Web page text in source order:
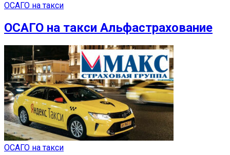
ОСАГО на такси
ОСАГО на такси Альфастрахование
ОСАГО на такси